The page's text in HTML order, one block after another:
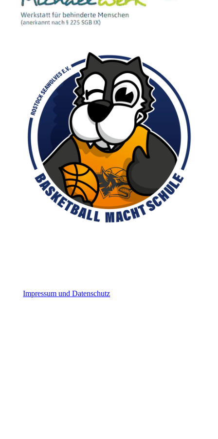
Impressum und Datenschutz